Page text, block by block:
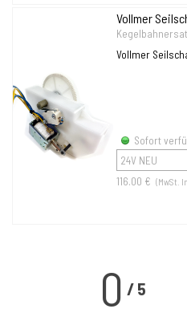
Vollmer
Vollmer
Sofort
116.00 € (MwSt.
0 / 5